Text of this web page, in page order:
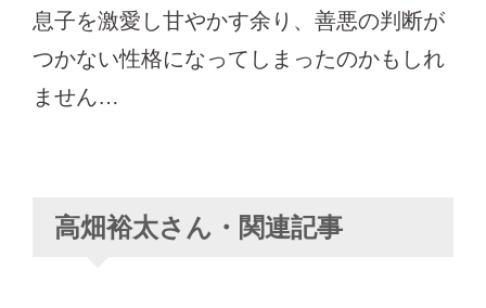
息子を激愛し甘やかす余り、善悪の判断が
つかない性格になってしまったのかもしれ
ません…
高畑裕太さん・関連記事